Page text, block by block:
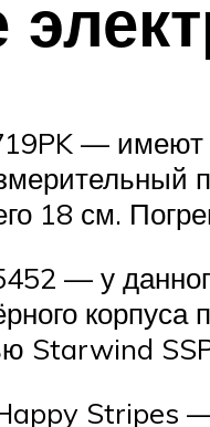
— имеют
18 см.
— у
Starwind
Stripes —